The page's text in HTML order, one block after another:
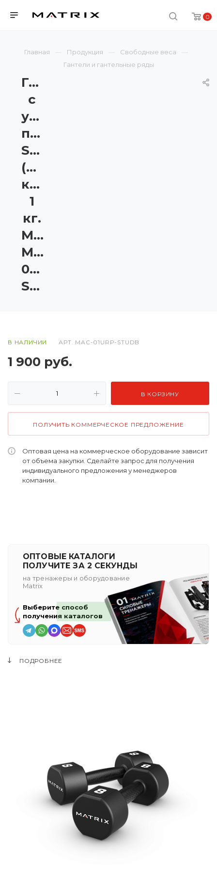
0
Главная Продукция
Свободные веса
Гантели и гантельные ряды
Гантель
с
уретановым
покрытием
Squircle
(скругленный
квадрат)
1
кг.
Matrix
MAC-
01URP-
STUDB
В НАЛИЧИИ АРТ. MAC-01URP-STUDB
1 900 руб.
В КОРЗИНУ
ПОЛУЧИТЬ КОММЕРЧЕСКОЕ ПРЕДЛОЖЕНИЕ
Оптовая цена на коммерческое оборудование зависит
от объема закупки. Сделайте запрос для получения
индивидуального предложения у менеджеров
компании.
ОПТОВЫЕ КАТАЛОГИ
ПОЛУЧИТЕ ЗА 2 СЕКУНДЫ
на тренажеры и оборудование
Matrix
Выберите способ
получения каталогов
ПОДРОБНЕЕ